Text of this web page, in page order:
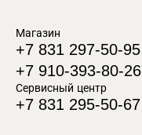
Магазин
+7 831 297-50-95
+7 910-393-80-26
Сервисный центр
+7 831 295-50-67